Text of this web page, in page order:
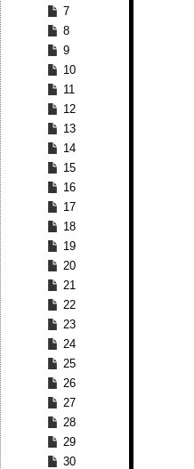
7
8
9
10
11
12
13
14
15
16
17
18
19
20
21
22
23
24
25
26
27
28
29
30